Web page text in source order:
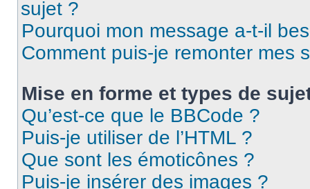
sujet ?
Pourquoi mon message a-t-il
Comment puis-je remonter mes
Mise en forme et types de
Qu’est-ce que le BBCode ?
Puis-je utiliser de l’HTML ?
Que sont les émoticônes ?
Puis-je insérer des images ?